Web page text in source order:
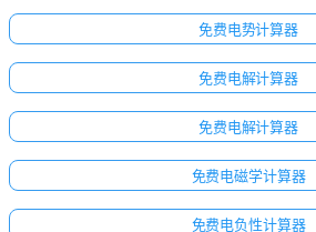
免费电势计算器
免费电解计算器
免费电解计算器
免费电磁学计算器
免费电负性计算器